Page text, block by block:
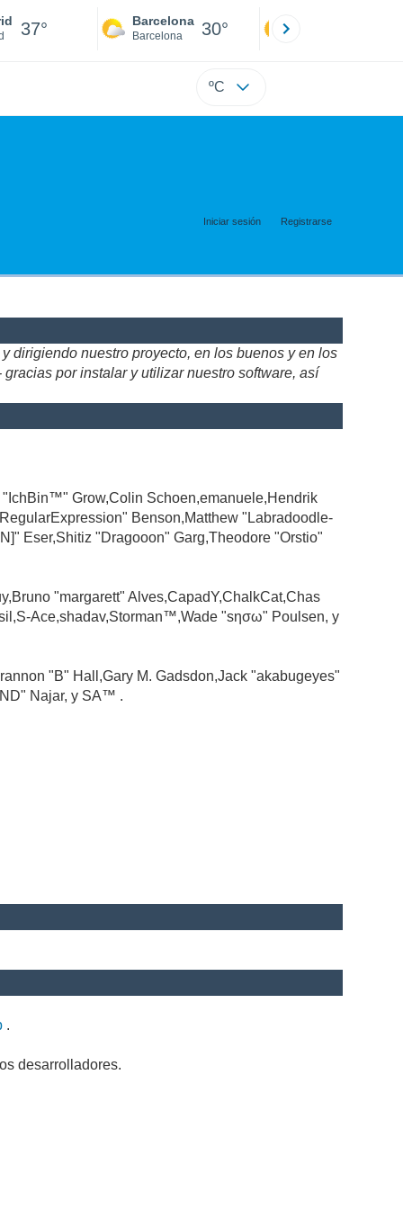
37° Barcelona
Barcelona 30°
ºC
Iniciar sesión Registrarse
dirigiendo nuestro proyecto, en los buenos y en los
por instalar y utilizar nuestro software, así
Grow,Colin Schoen,emanuele,Hendrik
Benson,Matthew "Labradoodle-
Eser,Shitiz "Dragooon" Garg,Theodore "Orstio"
"margarett" Alves,CapadY,ChalkCat,Chas
Ace,shadav,Storman™,Wade "sησω" Poulsen, y
"B" Hall,Gary M. Gadsdon,Jack "akabugeyes"
Najar, y SA™ .
.
desarrolladores.